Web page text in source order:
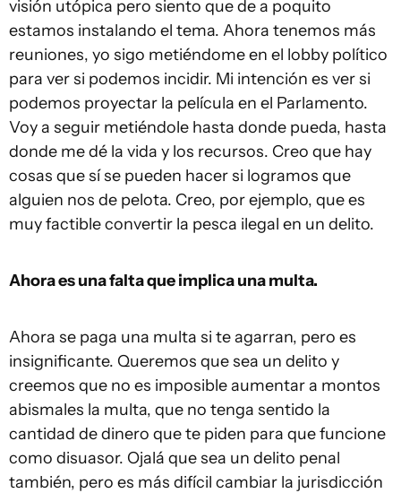
visión utópica pero siento que de a poquito
estamos instalando el tema. Ahora tenemos más
reuniones, yo sigo metiéndome en el lobby político
para ver si podemos incidir. Mi intención es ver si
podemos proyectar la película en el Parlamento.
Voy a seguir metiéndole hasta donde pueda, hasta
donde me dé la vida y los recursos. Creo que hay
cosas que sí se pueden hacer si logramos que
alguien nos de pelota. Creo, por ejemplo, que es
muy factible convertir la pesca ilegal en un delito.
Ahora es una falta que implica una multa.
Ahora se paga una multa si te agarran, pero es
insignificante. Queremos que sea un delito y
creemos que no es imposible aumentar a montos
abismales la multa, que no tenga sentido la
cantidad de dinero que te piden para que funcione
como disuasor. Ojalá que sea un delito penal
también, pero es más difícil cambiar la jurisdicción